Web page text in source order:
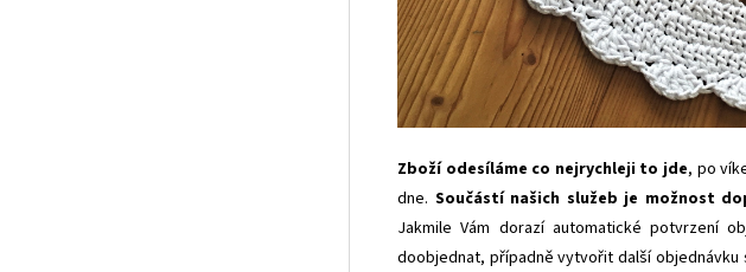
Zboží odesíláme co nejrychleji to jde, po
dne. Součástí našich služeb je možnost
Jakmile Vám dorazí automatické potvrzení
doobjednat, případně vytvořit další